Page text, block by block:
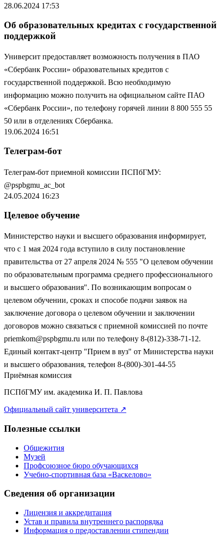
28.06.2024 17:53
Об образовательных кредитах с государственной
поддержкой
Университ предоставляет возможность получения в ПАО
«Сбербанк России» образовательных кредитов с
государственной поддержкой. Всю необходимую
информацию можно получить на официальном сайте ПАО
«Сбербанк России», по телефону горячей линии 8 800 555 55
50 или в отделениях Сбербанка.
19.06.2024 16:51
Телеграм-бот
Телеграм-бот приемной комиссии ПСПбГМУ:
@pspbgmu_ac_bot
24.05.2024 16:23
Целевое обучение
Министерство науки и высшего образования информирует,
что с 1 мая 2024 года вступило в силу постановление
правительства от 27 апреля 2024 № 555 "О целевом обучении
по образовательным программа среднего профессионального
и высшего образования". По возникающим вопросам о
целевом обучении, сроках и способе подачи заявок на
заключение договора о целевом обучении и заключении
договоров можно связаться с приемной комиссией по почте
priemkom@pspbgmu.ru или по телефону 8-(812)-338-71-12.
Единый контакт-центр "Прием в вуз" от Министерства науки
и высшего образования, телефон 8-(800)-301-44-55
Приёмная комиссия
ПСПбГМУ им. академика И. П. Павлова
Официальный сайт университета ↗
Полезные ссылки
Общежития
Музей
Профсоюзное бюро обучающихся
Учебно-спортивная база «Васкелово»
Сведения об организации
Лицензия и аккредитация
Устав и правила внутреннего распорядка
Информация о предоставлении стипендии